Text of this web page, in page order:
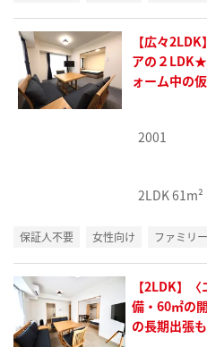
【広々
アの２
ォーム中の
2001
2LDK61m²
保証人不要 女性向け ファミリ
【2LDK】
備・60㎡の
の長期出張